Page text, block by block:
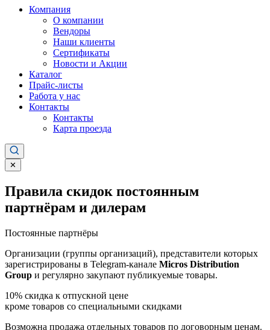
Компания
О компании
Вендоры
Наши клиенты
Сертификаты
Новости и Акции
Каталог
Прайс-листы
Работа у нас
Контакты
Контакты
Карта проезда
✕
Правила скидок постоянным
партнёрам и дилерам
Постоянные партнёры
Организации (группы организаций), представители которых
зарегистрированы в Telegram-канале Micros Distribution
Group и регулярно закупают публикуемые товары.
10% скидка к отпускной цене
кроме товаров со специальными скидками
Возможна продажа отдельных товаров по договорным ценам.